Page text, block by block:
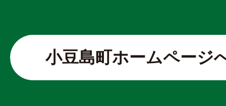
小豆島町ホームページ